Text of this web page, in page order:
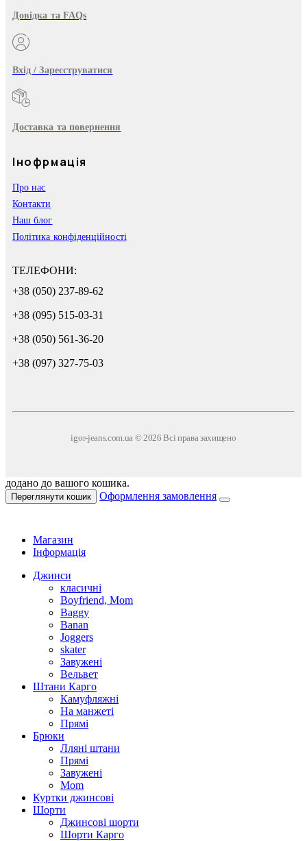
Довідка та FAQs
Вхід / Зареєструватися
Доставка та повернення
Інофрмація
Про нас
Контакти
Наш блог
Політика конфіденційності
ТЕЛЕФОНИ:
+38 (050) 237-89-62
+38 (095) 515-03-31
+38 (050) 561-36-20
+38 (097) 327-75-03
igor-jeans.com.ua © 2026 Всі права захищено
додано до вашого кошика.
Переглянути кошик Оформлення замовлення
Магазин
Інформація
Джинси
класичні
Boyfriend, Mom
Baggy
Banan
Joggers
skater
Завужені
Вельвет
Штани Карго
Камуфляжні
На манжеті
Прямі
Брюки
Лляні штани
Прямі
Завужені
Mom
Куртки джинсові
Шорти
Джинсові шорти
Шорти Карго